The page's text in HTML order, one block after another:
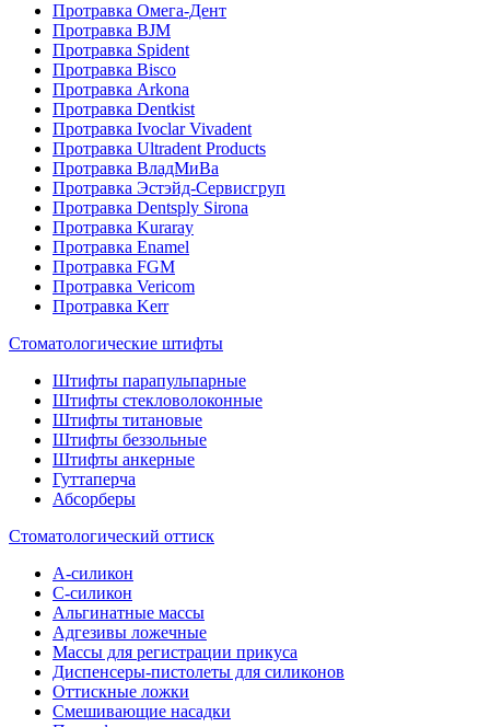
Протравка Омега-Дент
Протравка BJM
Протравка Spident
Протравка Bisco
Протравка Arkona
Протравка Dentkist
Протравка Ivoclar Vivadent
Протравка Ultradent Products
Протравка ВладМиВа
Протравка Эстэйд-Сервисгруп
Протравка Dentsply Sirona
Протравка Kuraray
Протравка Enamel
Протравка FGM
Протравка Vericom
Протравка Kerr
Стоматологические штифты
Штифты парапульпарные
Штифты стекловолоконные
Штифты титановые
Штифты беззольные
Штифты анкерные
Гуттаперча
Абсорберы
Стоматологический оттиск
А-силикон
C-силикон
Альгинатные массы
Адгезивы ложечные
Массы для регистрации прикуса
Диспенсеры-пистолеты для силиконов
Оттискные ложки
Смешивающие насадки